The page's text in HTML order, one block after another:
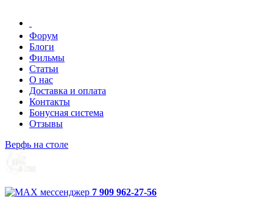
Форум
Блоги
Фильмы
Статьи
О нас
Доставка и оплата
Контакты
Бонусная система
Отзывы
Верфь на столе
7 909 962-27-56